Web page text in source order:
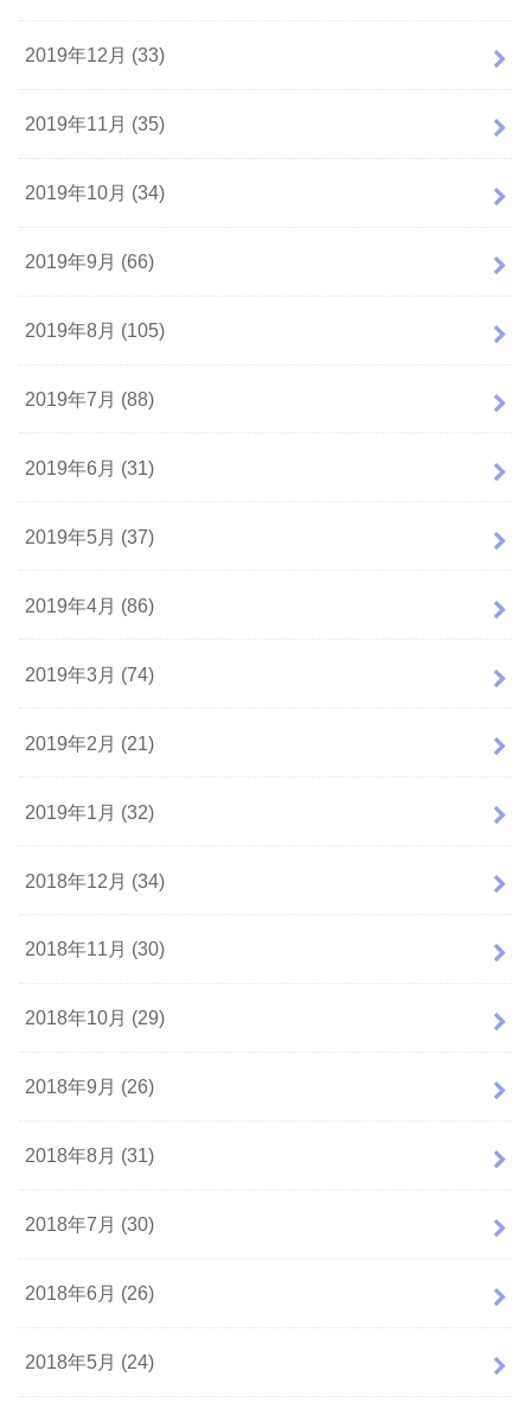
2019年12月 (33)
2019年11月 (35)
2019年10月 (34)
2019年9月 (66)
2019年8月 (105)
2019年7月 (88)
2019年6月 (31)
2019年5月 (37)
2019年4月 (86)
2019年3月 (74)
2019年2月 (21)
2019年1月 (32)
2018年12月 (34)
2018年11月 (30)
2018年10月 (29)
2018年9月 (26)
2018年8月 (31)
2018年7月 (30)
2018年6月 (26)
2018年5月 (24)